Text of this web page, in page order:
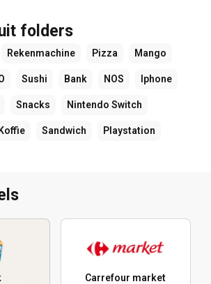
folders
Rekenmachine Pizza Mango
Sushi Bank NOS Iphone
Snacks Nintendo Switch
Koffie Sandwich Playstation
Carrefour market